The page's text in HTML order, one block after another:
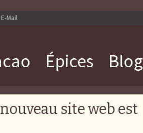
E-Mail
Épices Blog
site web est